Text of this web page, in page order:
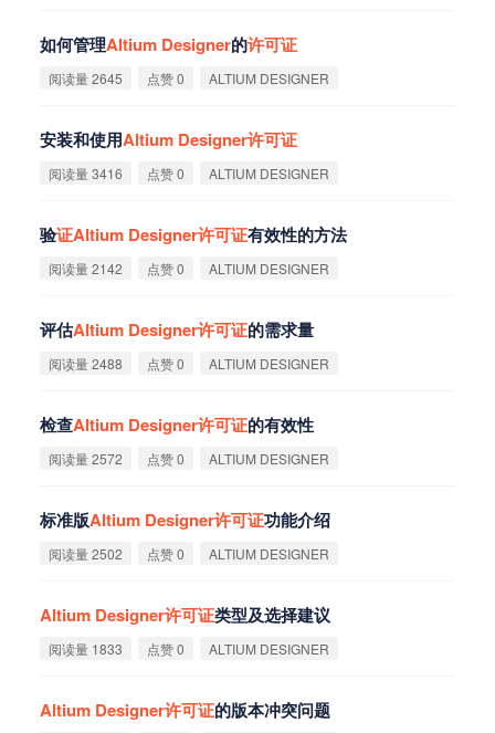
如何管理Altium Designer的许可证
阅读量 2645 点赞 0 ALTIUM DESIGNER
安装和使用Altium Designer许可证
阅读量 3416 点赞 0 ALTIUM DESIGNER
验证Altium Designer许可证有效性的方法
阅读量 2142 点赞 0 ALTIUM DESIGNER
评估Altium Designer许可证的需求量
阅读量 2488 点赞 0 ALTIUM DESIGNER
检查Altium Designer许可证的有效性
阅读量 2572 点赞 0 ALTIUM DESIGNER
标准版Altium Designer许可证功能介绍
阅读量 2502 点赞 0 ALTIUM DESIGNER
Altium Designer许可证类型及选择建议
阅读量 1833 点赞 0 ALTIUM DESIGNER
Altium Designer许可证的版本冲突问题